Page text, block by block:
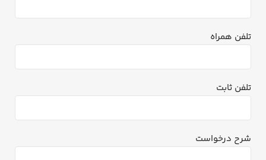
تلفن همراه
تلفن ثابت
شرح درخواست